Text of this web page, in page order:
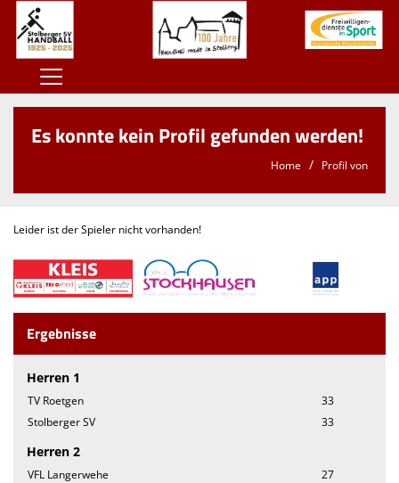
Home
100 Jahre SSV
Jugend
Kontaktformular
Unterstützt den SSV
We want you
Einladung MV 2026
Es konnte kein Profil gefunden werden!
Home Profil von
Leider ist der Spieler nicht vorhanden!
Ergebnisse
Herren 1
TV Roetgen
33
Stolberger SV
33
Herren 2
VFL Langerwehe
27